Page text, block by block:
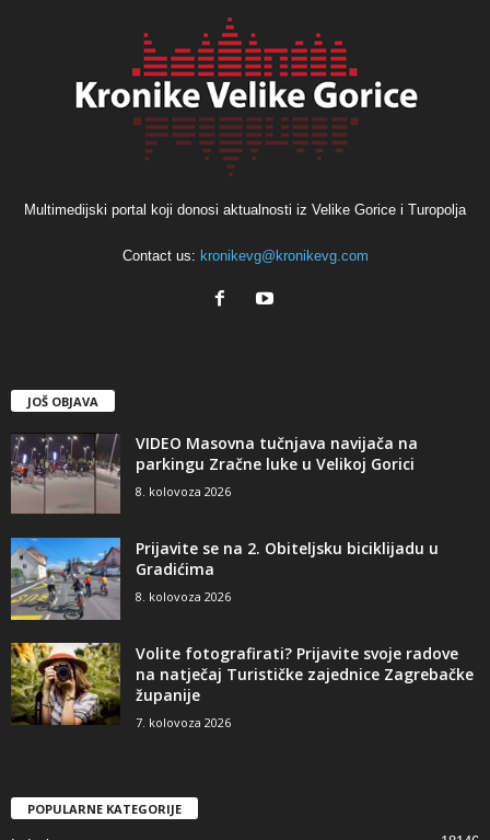
Multimedijski portal koji donosi aktualnosti iz Velike Gorice i Turopolja
Contact us: kronikevg@kronikevg.com
JOŠ OBJAVA
VIDEO Masovna tučnjava navijača na
parkingu Zračne luke u Velikoj Gorici
8. kolovoza 2026
Prijavite se na 2. Obiteljsku biciklijadu u
Gradićima
8. kolovoza 2026
Volite fotografirati? Prijavite svoje radove
na natječaj Turističke zajednice Zagrebačke
županije
7. kolovoza 2026
POPULARNE KATEGORIJE